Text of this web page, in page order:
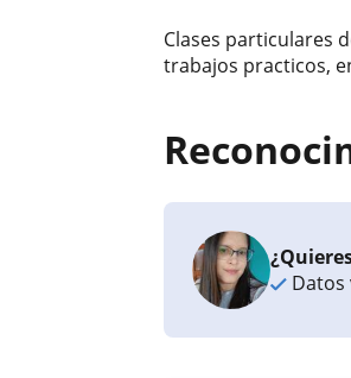
Clases particulares
trabajos practicos,
Datos